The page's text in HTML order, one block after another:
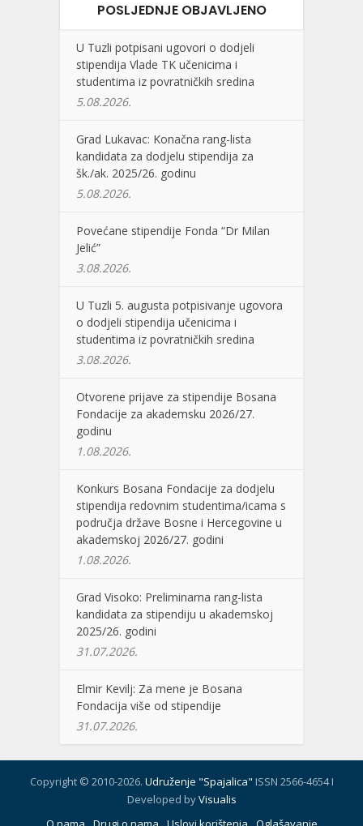
POSLJEDNJE OBJAVLJENO
U Tuzli potpisani ugovori o dodjeli
stipendija Vlade TK učenicima i
studentima iz povratničkih sredina
5.08.2026.
Grad Lukavac: Konačna rang-lista
kandidata za dodjelu stipendija za
šk./ak. 2025/26. godinu
5.08.2026.
Povećane stipendije Fonda “Dr Milan
Jelić”
3.08.2026.
U Tuzli 5. augusta potpisivanje ugovora
o dodjeli stipendija učenicima i
studentima iz povratničkih sredina
3.08.2026.
Otvorene prijave za stipendije Bosana
Fondacije za akademsku 2026/27.
godinu
1.08.2026.
Konkurs Bosana Fondacije za dodjelu
stipendija redovnim studentima/icama s
područja države Bosne i Hercegovine u
akademskoj 2026/27. godini
1.08.2026.
Grad Visoko: Preliminarna rang-lista
kandidata za stipendiju u akademskoj
2025/26. godini
31.07.2026.
Elmir Kevilj: Za mene je Bosana
Fondacija više od stipendije
31.07.2026.
Copyright © 2010-2026. Udruženje "Spajalica" ISSN 2566-4654 I
Developed byVisualis